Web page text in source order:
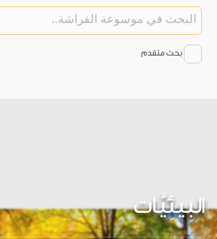
بحث متقدم
البِيئِيَّات